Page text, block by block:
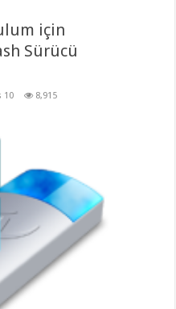
için
Sürücü
10 8,915